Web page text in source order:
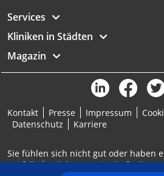
Services
Kliniken in Städten
Magazin
Kontakt Presse Impressum
Datenschutz
Karriere
Sie fühlen sich nicht gut oder haben
Notfall? Ärztlicher
IAB-Besonderheiten:
Verwendung genauer
Informationen identifizieren
Nicht-IAB-Verarbeitungszwecke:
Notwendig